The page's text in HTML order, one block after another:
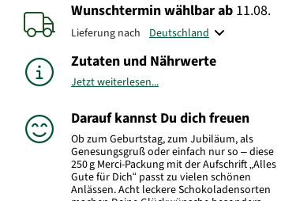
Wunschtermin wählbarab 11.08.
Lieferung nach
Zutaten und Nährwerte
Jetzt weiterlesen...
Darauf kannst Du dich freuen
Ob zum Geburtstag, zum Jubiläum, als
Genesungsgruß oder einfach nur so – diese
250 g Merci-Packung mit der Aufschrift „Alles
Gute für Dich“ passt zu vielen schönen
Anlässen. Acht leckere Schokoladensorten